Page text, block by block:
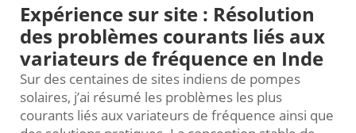
Expérience sur site : Résolution
des problèmes courants liés aux
variateurs de fréquence en Inde
Sur des centaines de sites indiens de pompes
solaires, j’ai résumé les problèmes les plus
courants liés aux variateurs de fréquence ainsi que